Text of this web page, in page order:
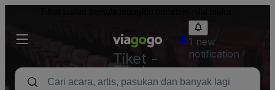
Tiket -
Tiket
Konsert,
1 new
notification